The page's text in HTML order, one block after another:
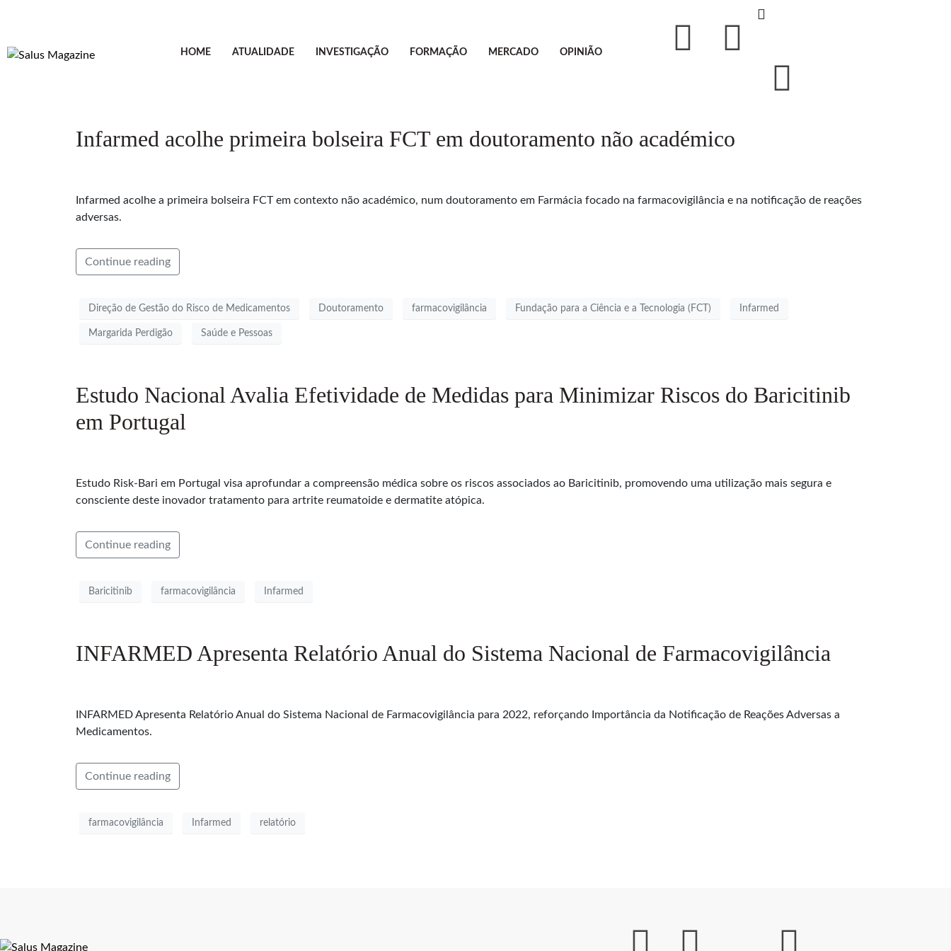
HOME ATUALIDADE INVESTIGAÇÃO FORMAÇÃO MERCADO OPINIÃO
Infarmed acolhe primeira bolseira FCT em doutoramento não académico
Infarmed acolhe a primeira bolseira FCT em contexto não académico, num doutoramento em Farmácia focado na farmacovigilância e na notificação de reações
adversas.
Continue reading
Direção de Gestão do Risco de Medicamentos Doutoramento farmacovigilância Fundação para a Ciência e a Tecnologia (FCT) Infarmed
Margarida Perdigão Saúde e Pessoas
Estudo Nacional Avalia Efetividade de Medidas para Minimizar Riscos do Baricitinib
em Portugal
Estudo Risk-Bari em Portugal visa aprofundar a compreensão médica sobre os riscos associados ao Baricitinib, promovendo uma utilização mais segura e
consciente deste inovador tratamento para artrite reumatoide e dermatite atópica.
Continue reading
Baricitinib farmacovigilância Infarmed
INFARMED Apresenta Relatório Anual do Sistema Nacional de Farmacovigilância
INFARMED Apresenta Relatório Anual do Sistema Nacional de Farmacovigilância para 2022, reforçando Importância da Notificação de Reações Adversas a
Medicamentos.
Continue reading
farmacovigilância Infarmed relatório